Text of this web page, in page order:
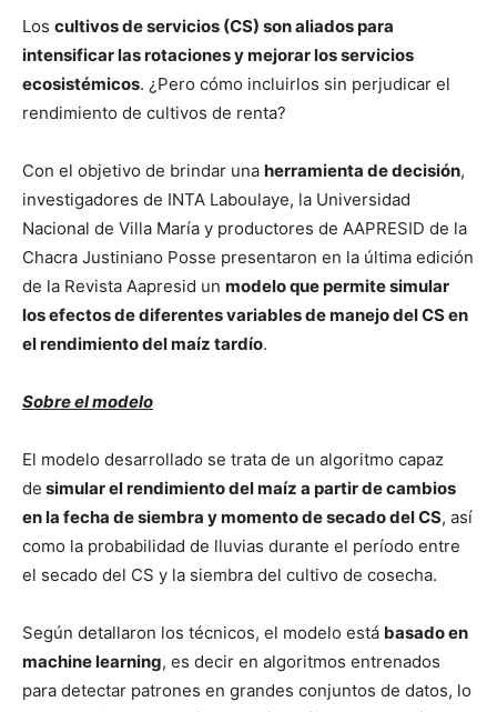
Los cultivos de servicios (CS) son aliados para
intensificar las rotaciones y mejorar los servicios
ecosistémicos. ¿Pero cómo incluirlos sin perjudicar el
rendimiento de cultivos de renta?
Con el objetivo de brindar una herramienta de decisión,
investigadores de INTA Laboulaye, la Universidad
Nacional de Villa María y productores de AAPRESID de la
Chacra Justiniano Posse presentaron en la última edición
de la Revista Aapresid un modelo que permite simular
los efectos de diferentes variables de manejo del CS en
el rendimiento del maíz tardío.
Sobre el modelo
El modelo desarrollado se trata de un algoritmo capaz
de simular el rendimiento del maíz a partir de cambios
en la fecha de siembra y momento de secado del CS, así
como la probabilidad de lluvias durante el período entre
el secado del CS y la siembra del cultivo de cosecha.
Según detallaron los técnicos, el modelo está basado en
machine learning, es decir en algoritmos entrenados
para detectar patrones en grandes conjuntos de datos, lo